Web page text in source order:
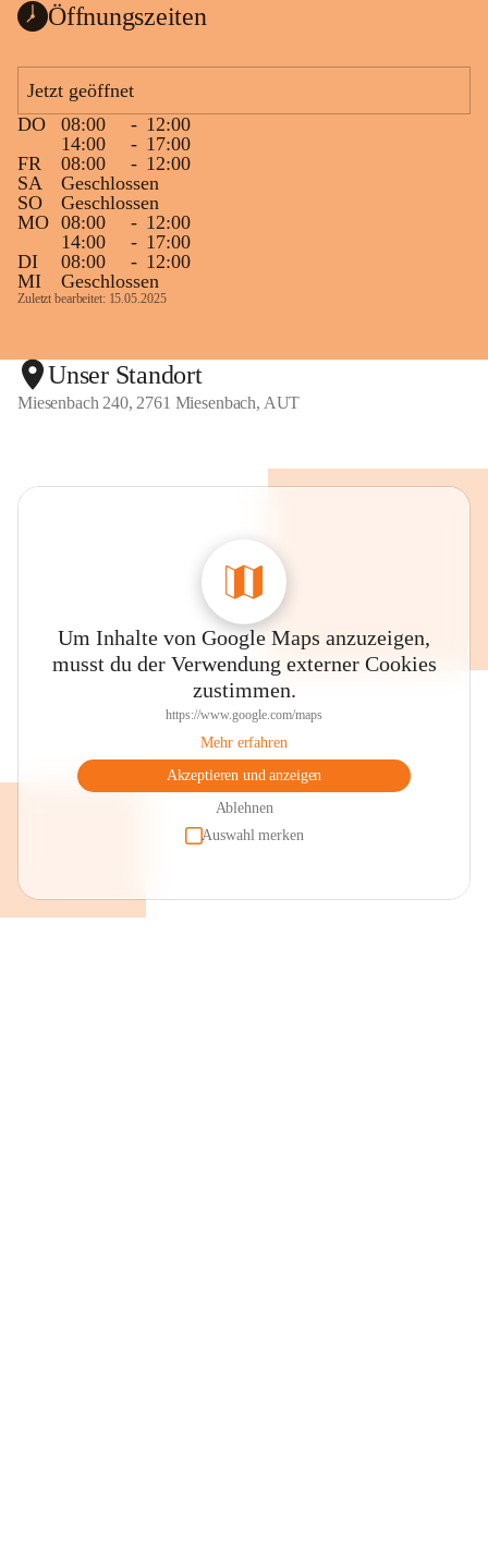
Öffnungszeiten
Jetzt geöffnet
DO
08:00 - 12:00
14:00
- 17:00
FR
08:00 - 12:00
SA
Geschlossen
SO
Geschlossen
MO 08:00 - 12:00
14:00
- 17:00
DI
08:00 - 12:00
MI
Geschlossen
Zuletzt bearbeitet: 15.05.2025
Unser Standort
Miesenbach 240, 2761 Miesenbach, AUT
Um Inhalte von Google Maps anzuzeigen,
musst du der Verwendung externer Cookies
zustimmen.
https://www.google.com/maps
Mehr erfahren
Akzeptieren und anzeigen
Ablehnen
Auswahl merken